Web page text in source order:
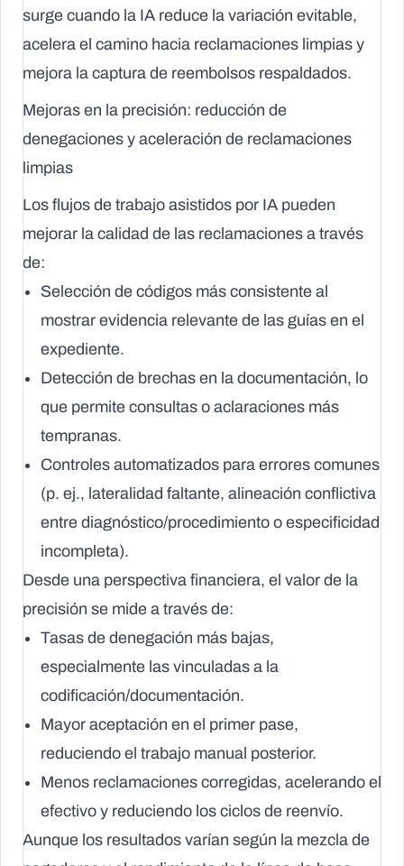
surge cuando la IA reduce la variación evitable,
acelera el camino hacia reclamaciones limpias y
mejora la captura de reembolsos respaldados.
Mejoras en la precisión: reducción de
denegaciones y aceleración de reclamaciones
limpias
Los flujos de trabajo asistidos por IA pueden
mejorar la calidad de las reclamaciones a través
de:
Selección de códigos más consistente al
mostrar evidencia relevante de las guías en el
expediente.
Detección de brechas en la documentación, lo
que permite consultas o aclaraciones más
tempranas.
Controles automatizados para errores comunes
(p. ej., lateralidad faltante, alineación conflictiva
entre diagnóstico/procedimiento o especificidad
incompleta).
Desde una perspectiva financiera, el valor de la
precisión se mide a través de:
Tasas de denegación más bajas,
especialmente las vinculadas a la
codificación/documentación.
Mayor aceptación en el primer pase,
reduciendo el trabajo manual posterior.
Menos reclamaciones corregidas, acelerando el
efectivo y reduciendo los ciclos de reenvío.
Aunque los resultados varían según la mezcla de